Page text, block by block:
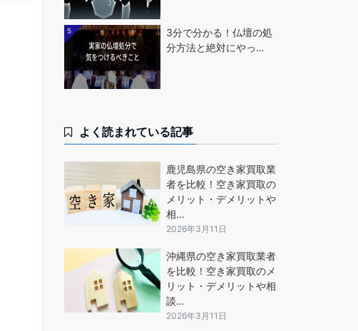
5
3分で分かる！仏壇の処
分方法と絶対にやっ…
よく読まれている記事
鹿児島県の空き家買取業
者を比較！空き家買取の
メリット・デメリットや
相…
2026年3月11日
沖縄県の空き家買取業者
を比較！空き家買取のメ
リット・デメリットや相
談…
2026年3月11日